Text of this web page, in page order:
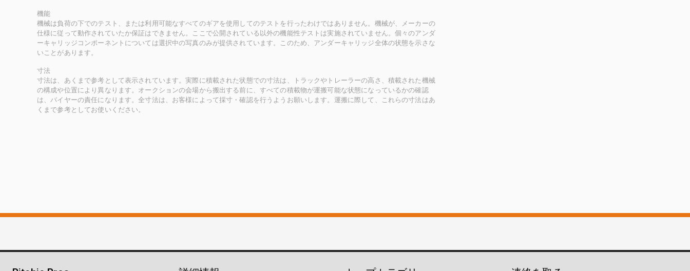
機能
機械は負荷の下でのテスト、または利用可能なすべてのギアを使用してのテストを行ったわけではありません。機械が、メーカーの
仕様に従って動作されていたか保証はできません。ここで公開されている以外の機能性テストは実施されていません。個々のアンダ
ーキャリッジコンポーネントについては選択中の写真のみが提供されています。このため、アンダーキャリッジ全体の状態を示さな
いことがあります。
寸法
寸法は、あくまで参考として表示されています。実際に積載された状態での寸法は、トラックやトレーラーの高さ、積載された機械
の構成や位置により異なります。オークションの会場から搬出する前に、すべての積載物が運搬可能な状態になっているかの確認
は、バイヤーの責任になります。全寸法は、お客様によって採寸・確認を行うようお願いします。運搬に際して、これらの寸法はあ
くまで参考としてお使いください。